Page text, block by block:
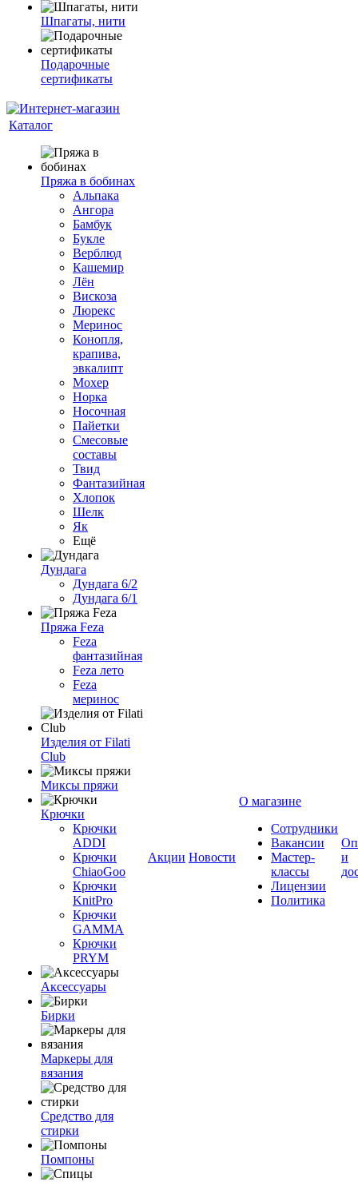
Шпагаты, нити
Подарочные
сертификаты
Каталог
Пряжа в бобинах
Альпака
Ангора
Бамбук
Букле
Верблюд
Кашемир
Лён
Вискоза
Люрекс
Меринос
Конопля,
крапива,
эвкалипт
Мохер
Норка
Носочная
Пайетки
Смесовые
составы
Твид
Фантазийная
Хлопок
Шелк
Як
Ещё
Дундага
Дундага 6/2
Дундага 6/1
Пряжа Feza
Feza
фантазийная
Feza лето
Feza
меринос
Изделия от Filati
Club
Миксы пряжи
Крючки
Крючки
ADDI
Крючки
ChiaoGoo
Крючки
KnitPro
Крючки
GAMMA
Крючки
PRYM
Аксессуары
Бирки
Маркеры для
вязания
Средство для
стирки
Помпоны
Акции Новости
О магазине
Сотрудники
Вакансии
Мастер-
классы
Лицензии
Политика
и